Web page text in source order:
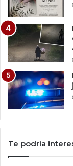
Te podría